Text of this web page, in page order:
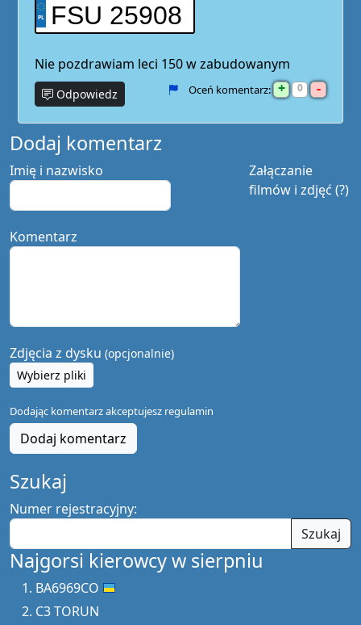
FSU 25908
Nie pozdrawiam leci 150 w zabudowanym
Odpowiedz Oceń komentarz: + 0 -
Dodaj komentarz
Załączanie
filmów i zdjęć (?)
Imię i nazwisko
Komentarz
Zdjęcia z dysku (opcjonalnie)
Wybierz pliki
Dodając komentarz akceptujesz regulamin
Dodaj komentarz
Szukaj
Numer rejestracyjny:
Szukaj
Najgorsi kierowcy w sierpniu
BA6969CO
C3 TORUN